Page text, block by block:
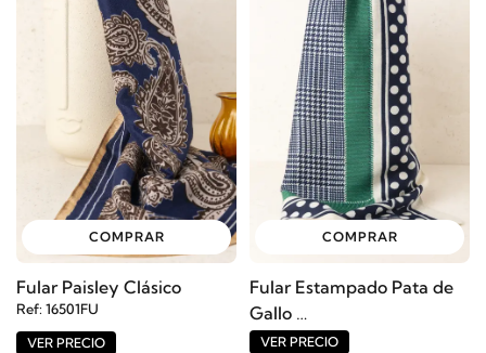
COMPRAR
Fular Paisley Clásico
Ref: 16501FU
VER PRECIO
COMPRAR
Fular Estampado Pata de
Gallo
Ref: 16502FU
VER PRECIO